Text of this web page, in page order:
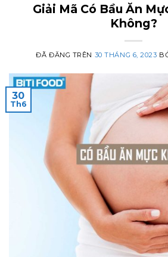
Giải Mã Có Bầu Ăn
Không?
ĐÃ ĐĂNG TRÊN 30 THÁNG 6, 2023
30
Th6